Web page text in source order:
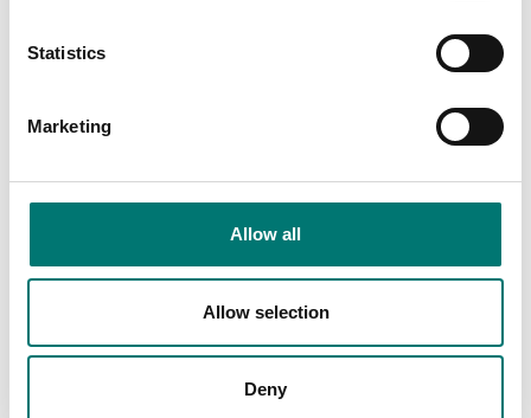
Statistics
Marketing
Allow all
Allow selection
Deny
som underlättar vid
kalibrering och
Artikelnr: PRESKAL
för övervakning av
analys och inspelning
av testkörning.